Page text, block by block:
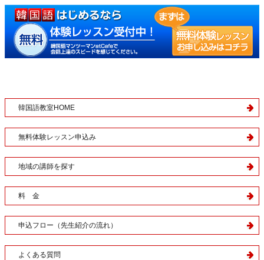
韓国語教室HOME
無料体験レッスン申込み
地域の講師を探す
料 金
申込フロー（先生紹介の流れ）
よくある質問